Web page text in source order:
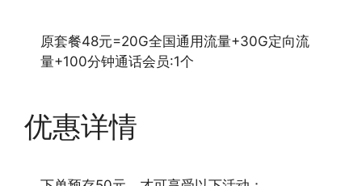
原套餐48元=20G全国通用流量+30G定向流
量+100分钟通话会员:1个
优惠详情